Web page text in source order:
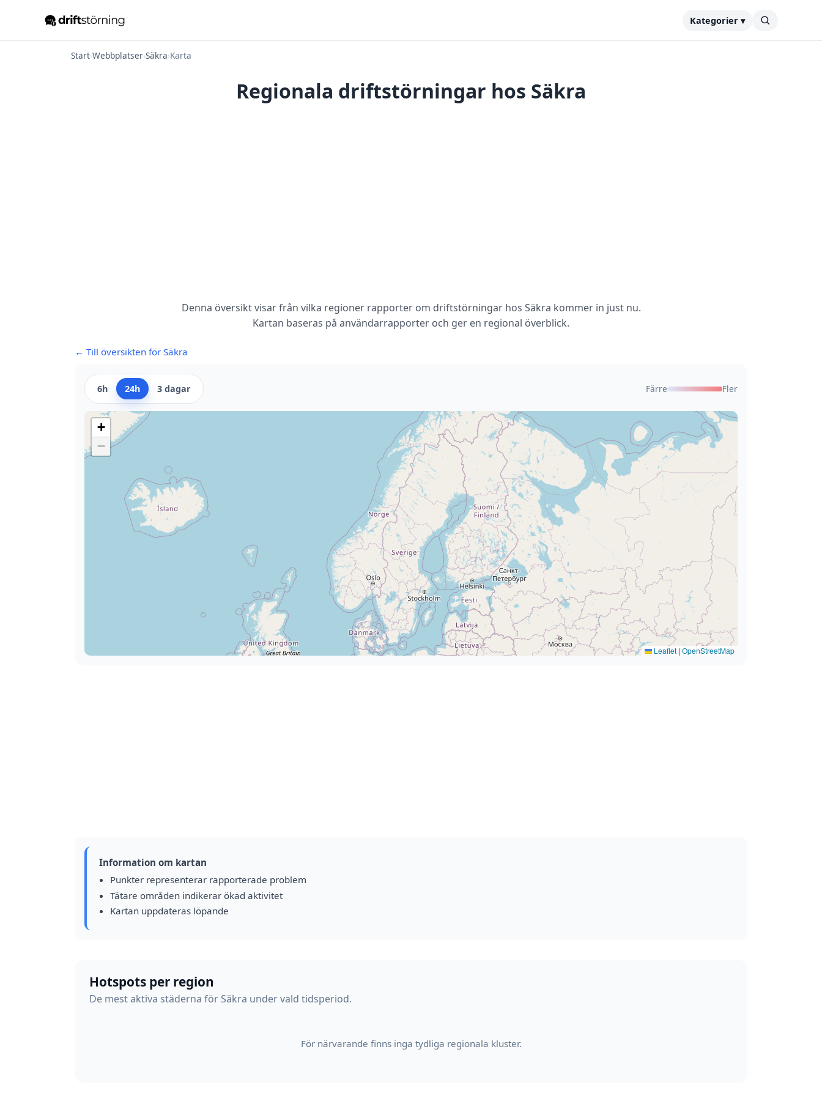
Kategorier ▾
Start›Webbplatser›Säkra›Karta
Regionala driftstörningar hos Säkra
Denna översikt visar från vilka regioner rapporter om driftstörningar hos Säkra kommer in just nu.
Kartan baseras på användarrapporter och ger en regional överblick.
← Till översikten för Säkra
6h 24h 3 dagar Färre Fler
+
−
Leaflet | OpenStreetMap
Information om kartan
Punkter representerar rapporterade problem
Tätare områden indikerar ökad aktivitet
Kartan uppdateras löpande
Hotspots per region
De mest aktiva städerna för Säkra under vald tidsperiod.
För närvarande finns inga tydliga regionala kluster.